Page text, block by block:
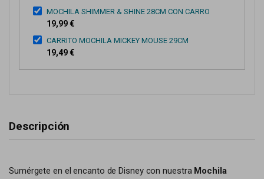
MOCHILA SHIMMER & SHINE 28CM CON CARRO
19,99 €
CARRITO MOCHILA MICKEY MOUSE 29CM
19,49 €
Descripción
Sumérgete en el encanto de Disney con nuestra Mochila